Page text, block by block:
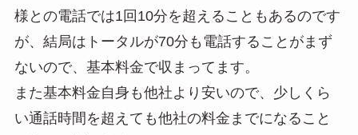
様との電話では1回10分を超えることもあるのです
が、結局はトータルが70分も電話することがまず
ないので、基本料金で収まってます。
また基本料金自身も他社より安いので、少しくら
い通話時間を超えても他社の料金までになること